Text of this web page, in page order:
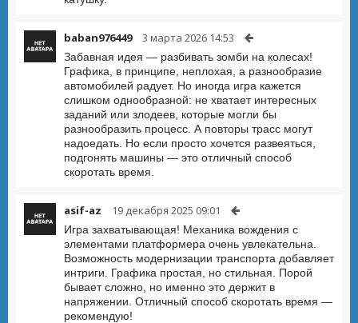
baban976449 3 марта 2026 14:53
Забавная идея — разбивать зомби на колесах!
Графика, в принципе, неплохая, а разнообразие
автомобилей радует. Но иногда игра кажется
слишком однообразной: не хватает интересных
заданий или злодеев, которые могли бы
разнообразить процесс. А повторы трасс могут
надоедать. Но если просто хочется развеяться,
подгонять машины — это отличный способ
скоротать время.
asif-az 19 декабря 2025 09:01
Игра захватывающая! Механика вождения с
элементами платформера очень увлекательна.
Возможность модернизации транспорта добавляет
интриги. Графика простая, но стильная. Порой
бывает сложно, но именно это держит в
напряжении. Отличный способ скоротать время —
рекомендую!